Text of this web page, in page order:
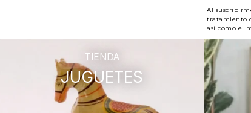
Al
tratamiento
así como el
TIENDA
JUGUETES